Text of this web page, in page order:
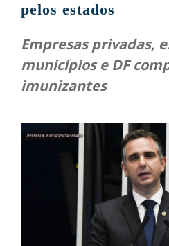
pelos estados
Empresas privadas,
municípios e DF
imunizantes